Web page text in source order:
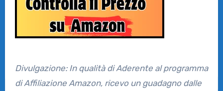
Divulgazione: In qualità di Aderente al programma
di Affiliazione Amazon, ricevo un guadagno dalle